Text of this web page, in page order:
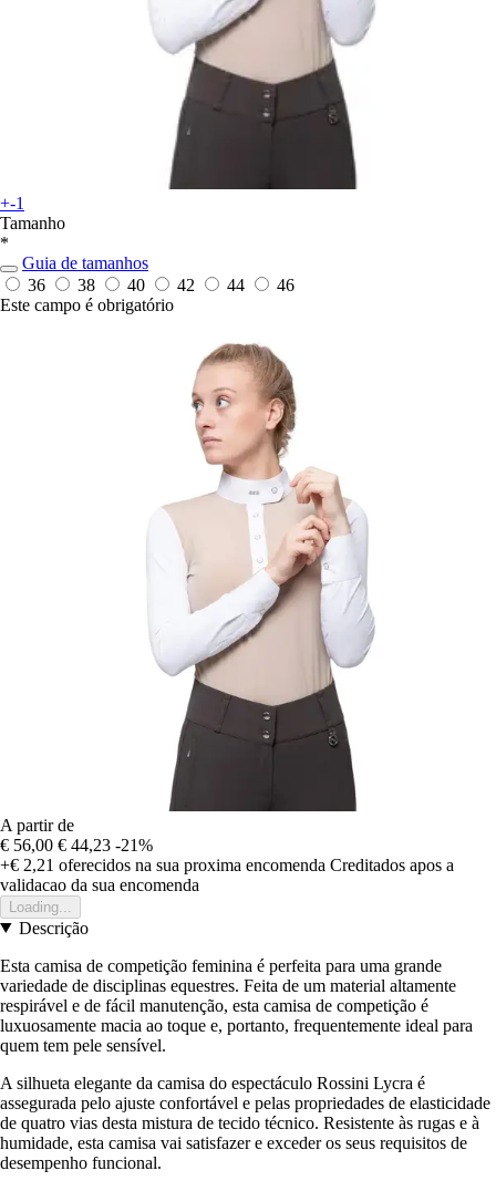
+-1
Tamanho
*
Guia de tamanhos
36
38 40 42 44
46
Este campo é obrigatório
A partir de
€ 56,00 € 44,23 -21%
+€ 2,21 oferecidos na sua proxima encomenda Creditados apos a
validacao da sua encomenda
Loading...
Descrição
Esta camisa de competição feminina é perfeita para uma grande
variedade de disciplinas equestres. Feita de um material altamente
respirável e de fácil manutenção, esta camisa de competição é
luxuosamente macia ao toque e, portanto, frequentemente ideal para
quem tem pele sensível.
A silhueta elegante da camisa do espectáculo Rossini Lycra é
assegurada pelo ajuste confortável e pelas propriedades de elasticidade
de quatro vias desta mistura de tecido técnico. Resistente às rugas e à
humidade, esta camisa vai satisfazer e exceder os seus requisitos de
desempenho funcional.